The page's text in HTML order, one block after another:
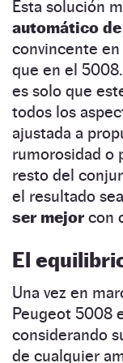
Esta solución
automático
convincente
que en el
es solo que
todos los
ajustada a
rumorosidad o
resto del
el resultado
ser mejorcon
El
Una vez en
Peugeot 5008
considerando
de cualquier